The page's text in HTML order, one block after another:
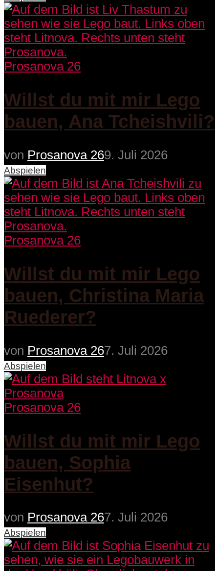
Prosanova 26
Willst du mit mir Lego
bauen, Ana Tcheishvili?
von Prosanova 269. Juli 2026
Abspielen
Prosanova 26
Willst du mit mir Lego
bauen, Christina Maria
Ruederer?
von Prosanova 267. Juli 2026
Abspielen
Prosanova 26
Willst du mit mir Lego
bauen, Sophia
Eisenhut?
von Prosanova 267. Juli 2026
Abspielen